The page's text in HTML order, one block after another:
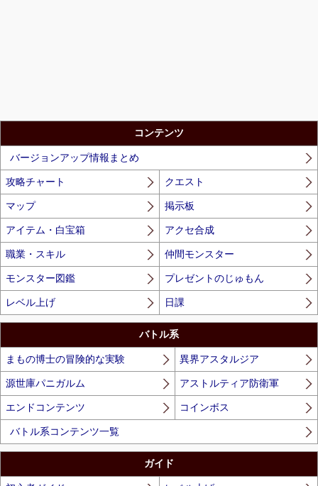
コンテンツ
バージョンアップ情報まとめ
攻略チャート クエスト
マップ 掲示板
アイテム・白宝箱 アクセ合成
職業・スキル 仲間モンスター
モンスター図鑑 プレゼントのじゅもん
レベル上げ 日課
バトル系
まもの博士の冒険的な実験 異界アスタルジア
源世庫パニガルム アストルティア防衛軍
エンドコンテンツ コインボス
バトル系コンテンツ一覧
ガイド